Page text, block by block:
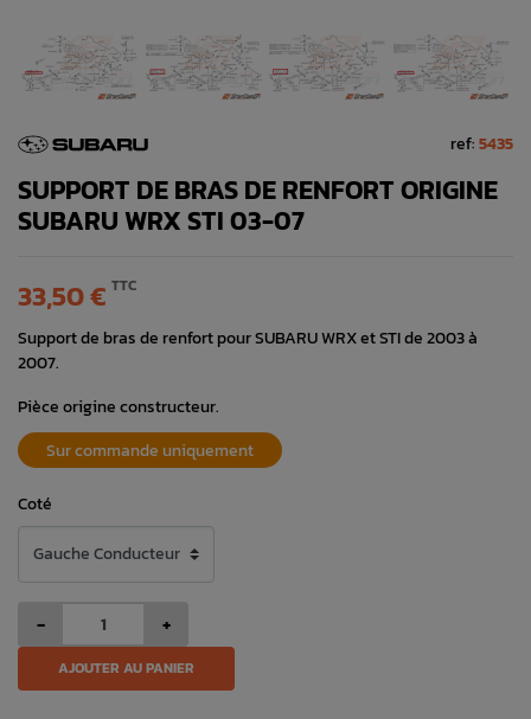
ref:5435
SUPPORT DE BRAS DE RENFORT ORIGINE
SUBARU WRX STI 03-07
33,50 € TTC
Support de bras de renfort pour SUBARU WRX et STI de 2003 à
2007.
Pièce origine constructeur.
Sur commande uniquement
Coté
- +
AJOUTER AU PANIER